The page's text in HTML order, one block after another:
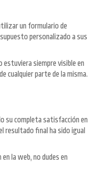
un formulario de
personalizado a sus
estuviera siempre visible en
cualquier parte de la misma.
su completa satisfacción en
resultado final ha sido igual
la web, no dudes en